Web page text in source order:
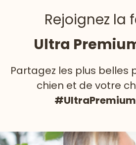
Rejoignez la
Ultra
Partagez les plus belles
chien et de votre